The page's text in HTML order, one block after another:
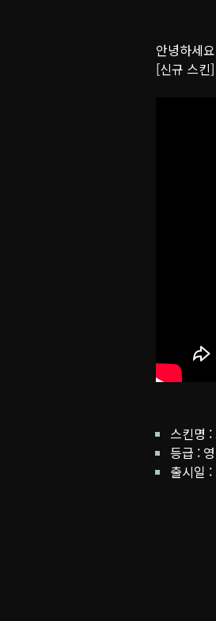
안녕하세
[신규 스킨
스킨명 :
등급 :
출시일